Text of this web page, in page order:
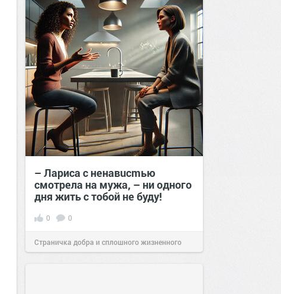
– Лариса с ненавuсmью
смотрела на мужа, – ни одного
дня жить с тобой не буду!
0 0
Страничка добра и сплошного жизненного